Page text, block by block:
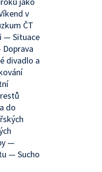
v
ČT
— Situace
divadlo a
do
—
— Sucho